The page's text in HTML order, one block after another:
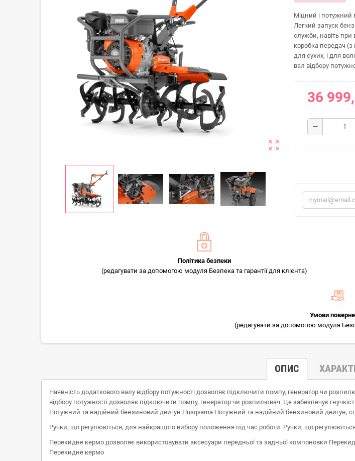
zoom_out_map
Міцний і потужний
Легкий запуск
служби, навіть при
коробка передач
для сухих, і для
вал відбору
36
remove
Політика безпеки
(редагувати за допомогою модуля Безпека та гарантії для клієнта)
Умови
(редагувати за допомогою модуля
ОПИС
Наявність додаткового валу відбору потужності дозволяє підключити помпу, генератор чи
відбору потужності дозволяє підключити помпу, генератор чи розпилювач. Це забезпечує
Потужний та надійний бензиновий двигун Husqvarna Потужний та надійний бензиновий двигун,
Ручки, що регулюються, для найкращого вибору положення під час роботи. Ручки, що
Перекидне кермо дозволяє використовувати аксесуари передньої та задньої компоновки
Перекидне кермо